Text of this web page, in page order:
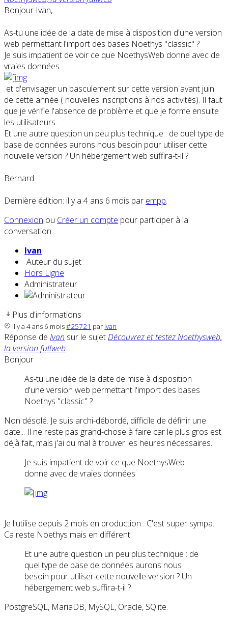
Bonjour Ivan,
As-tu une idée de la date de mise à disposition d'une version
web permettant l'import des bases Noethys "classic" ?
Je suis impatient de voir ce que NoethysWeb donne avec de
vraies données
et d'envisager un basculement sur cette version avant juin
de cette année ( nouvelles inscriptions à nos activités). Il faut
que je vérifie l'absence de problème et que je forme ensuite
les utilisateurs.
Et une autre question un peu plus technique : de quel type de
base de données aurons nous besoin pour utiliser cette
nouvelle version ? Un hébergement web suffira-t-il ?
Bernard
Dernière édition: il y a 4 ans 6 mois par empp.
Connexion ou Créer un compte pour participer à la
conversation.
Ivan
Auteur du sujet
Hors Ligne
Administrateur
Plus d'informations
il y a 4 ans 6 mois#25721 par Ivan
Réponse de Ivan sur le sujetDécouvrez et testez Noethysweb,
la version fullweb
Bonjour
As-tu une idée de la date de mise à disposition
d'une version web permettant l'import des bases
Noethys "classic" ?
Non désolé. Je suis archi-débordé, difficile de définir une
date... Il ne reste pas grand-chose à faire car le plus gros est
déjà fait, mais j'ai du mal à trouver les heures nécessaires.
Je suis impatient de voir ce que NoethysWeb
donne avec de vraies données
Je l'utilise depuis 2 mois en production : C'est super sympa.
Ca reste Noethys mais en différent.
Et une autre question un peu plus technique : de
quel type de base de données aurons nous
besoin pour utiliser cette nouvelle version ? Un
hébergement web suffira-t-il ?
PostgreSQL, MariaDB, MySQL, Oracle, SQlite.